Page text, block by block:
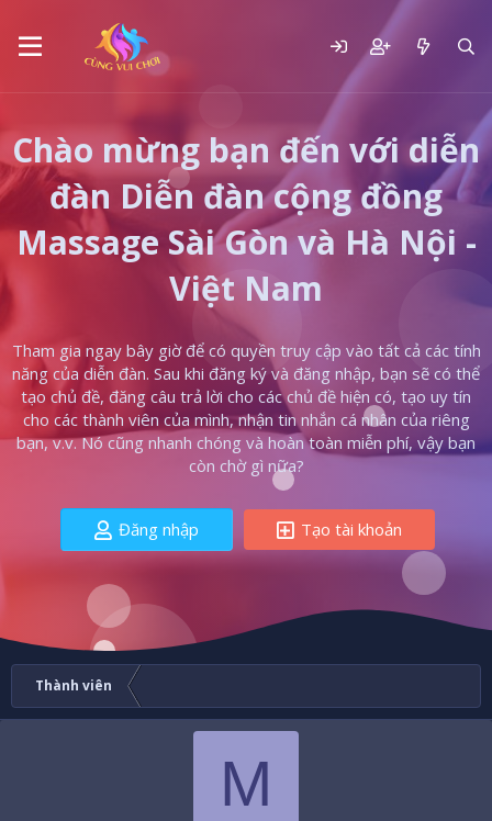
Chào mừng bạn đến với diễn
đàn Diễn đàn cộng đồng
Massage Sài Gòn và Hà Nội -
Việt Nam
Tham gia ngay bây giờ để có quyền truy cập vào tất cả các tính
năng của diễn đàn. Sau khi đăng ký và đăng nhập, bạn sẽ có thể
tạo chủ đề, đăng câu trả lời cho các chủ đề hiện có, tạo uy tín
cho các thành viên của mình, nhận tin nhắn cá nhân của riêng
bạn, v.v. Nó cũng nhanh chóng và hoàn toàn miễn phí, vậy bạn
còn chờ gì nữa?
Đăng nhập Tạo tài khoản
Thành viên
M